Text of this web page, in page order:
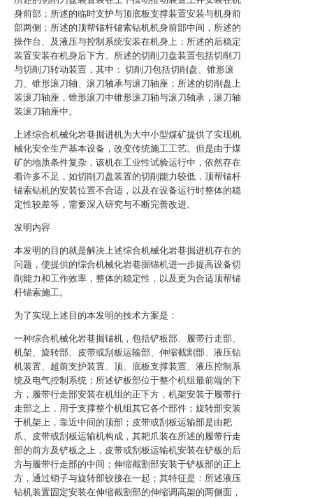
身前部；所述的临时支护与顶底板支撑装置安装与机身前
部两侧；所述的顶帮锚杆锚索钻机机身前部中间，所述的
操作台、及液压与控制系统安装在机身上；所述的后稳定
装置安装在机身后下方。所述的切削刀盘装置包括切削刀
与切削刀转动装置，其中： 切削刀包括切削盘、锥形滚
刀、锥形滚刀轴、滚刀轴承与滚刀轴座；所述的切削盘上
装滚刀轴座，锥形滚刀中锥形滚刀轴与滚刀轴承，滚刀轴
装滚刀轴座中。
上述综合机械化岩巷掘进机为大中小型煤矿提供了实现机
械化安全生产基本设备，改变传统施工工艺。但是由于煤
矿的地质条件复杂，该机在工业性试验运行中，依然存在
着许多不足，如切削刀盘装置的切削能力较低，顶帮锚杆
锚索钻机的安装位置不合适，以及在设备运行时整体的稳
定性较差等，需要深入研究与不断完善改进。
发明内容
本发明的目的就是解决上述综合机械化岩巷掘进机存在的
问题，使提供的综合机械化岩巷掘锚机进一步提高设备切
削能力和工作效率，整体的稳定性，以及更为合适顶帮锚
杆锚索施工。
为了实现上述目的本发明的技术方案是：
一种综合机械化岩巷掘锚机，包括铲板部、履带行走部、
机架、旋转部、皮带或刮板运输部、伸缩截割部、液压钻
机装置、超前支护装置、顶、底板支撑装置、液压控制系
统及电气控制系统；所述铲板部位于整个机组最前端的下
方，履带行走部安装在机组的正下方，机架安装于履带行
走部之上，用于支撑整个机组其它各个部件；旋转部安装
于机架上，靠近中间的顶部；皮带或刮板运输部是由耙
爪、皮带或刮板运输机构成，其耙爪装在所述的履带行走
部的前方及铲板之上，皮带或刮板运输机安装在铲板的后
方与履带行走部的中间；伸缩截割部安装于铲板部的正上
方，通过销子与旋转部铰接在一起；其特征是：所述液压
钻机装置固定安装在伸缩截割部的伸缩调高架的两侧面，